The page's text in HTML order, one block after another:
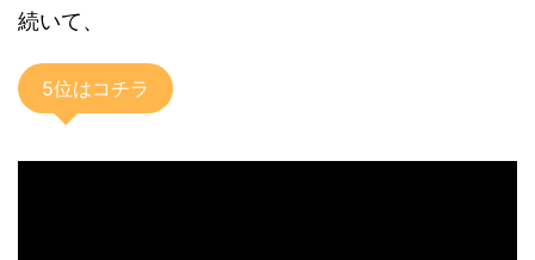
続いて、
5位はコチラ